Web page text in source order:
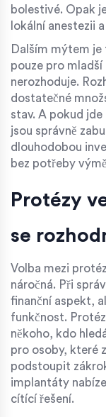
bolestivé. Opak
lokální anestezii
Dalším mýtem
pouze pro mladší
nerozhoduje.
dostatečné
stav. A pokud
jsou správně
dlouhodobou
bez potřeby
Protézy
se
Volba mezi
náročná. Při
finanční aspekt,
funkčnost.
někoho, kdo
pro osoby, které
podstoupit
implantáty
cítící řešení.